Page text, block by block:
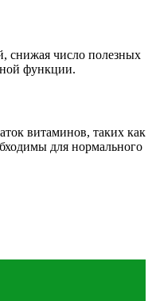
снижая число полезных
функции.
витаминов, таких как
для нормального